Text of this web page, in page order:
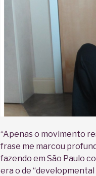
“Apenas o movimento
frase me marcou
fazendo em São Paulo
era o de “developmental